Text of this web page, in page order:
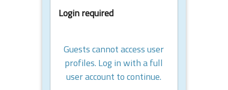
Login required
Guests cannot access user
profiles. Log in with a full
user account to continue.